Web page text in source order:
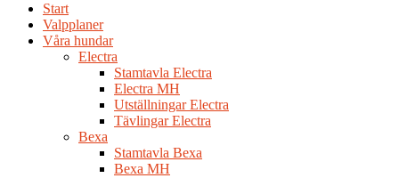
Start
Valpplaner
Våra hundar
Electra
Stamtavla Electra
Electra MH
Utställningar Electra
Tävlingar Electra
Bexa
Stamtavla Bexa
Bexa MH